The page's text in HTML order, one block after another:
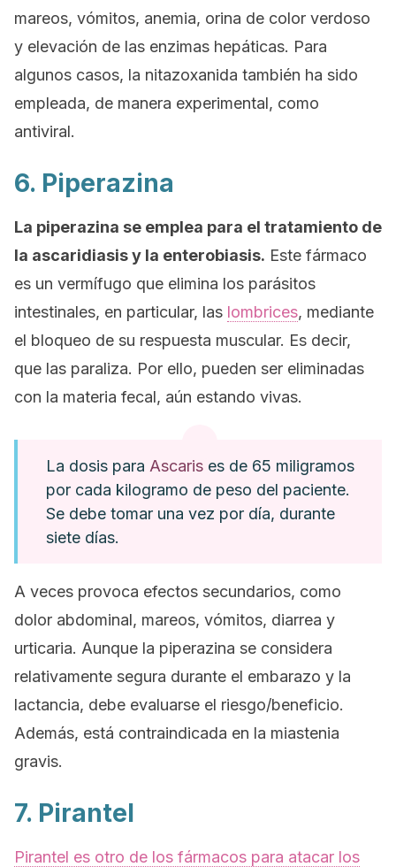
mareos, vómitos, anemia, orina de color verdoso
y elevación de las enzimas hepáticas. Para
algunos casos, la nitazoxanida también ha sido
empleada, de manera experimental, como
antiviral.
6. Piperazina
La piperazina se emplea para el tratamiento de
la ascaridiasis y la enterobiasis. Este fármaco
es un vermífugo que elimina los parásitos
intestinales, en particular, las lombrices, mediante
el bloqueo de su respuesta muscular. Es decir,
que las paraliza. Por ello, pueden ser eliminadas
con la materia fecal, aún estando vivas.
La dosis para Ascaris es de 65 miligramos
por cada kilogramo de peso del paciente.
Se debe tomar una vez por día, durante
siete días.
A veces provoca efectos secundarios, como
dolor abdominal, mareos, vómitos, diarrea y
urticaria. Aunque la piperazina se considera
relativamente segura durante el embarazo y la
lactancia, debe evaluarse el riesgo/beneficio.
Además, está contraindicada en la miastenia
gravis.
7. Pirantel
Pirantel es otro de los fármacos para atacar los